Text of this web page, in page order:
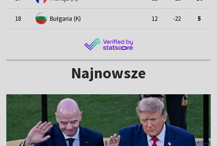
18 Bułgaria (K) 12 -22 5
Najnowsze